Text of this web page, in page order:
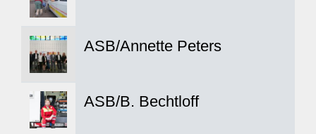
ASB/Annette Peters
ASB/B. Bechtloff